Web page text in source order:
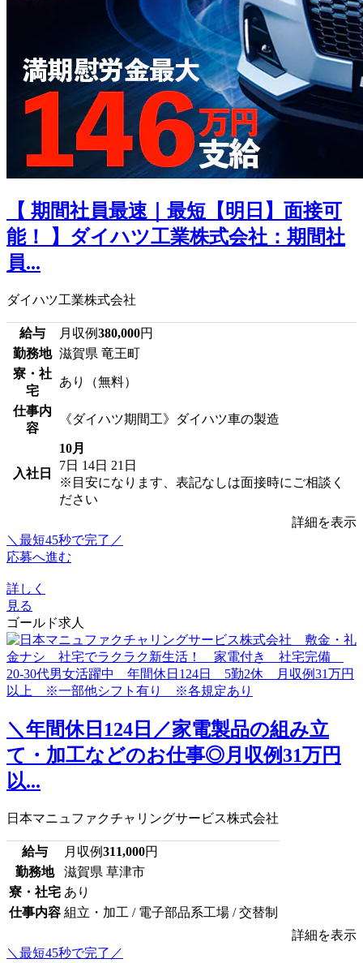
【 期間社員最速｜最短【明日】面接可
能！ 】ダイハツ工業株式会社：期間社
員...
ダイハツ工業株式会社
給与 月収例380,000円
勤務地 滋賀県 竜王町
寮・社
宅
あり（無料）
仕事内
容
《ダイハツ期間工》ダイハツ車の製造
入社日
10月
7日 14日 21日
※目安になります、表記なしは面接時にご相談く
ださい
詳細を表示
＼最短45秒で完了／
応募へ進む
詳しく
見る
ゴールド求人
＼年間休日124日／家電製品の組み立
て・加工などのお仕事◎月収例31万円
以...
日本マニュファクチャリングサービス株式会社
給与 月収例311,000円
勤務地
滋賀県 草津市
寮・社宅 あり
仕事内容 組立・加工 / 電子部品系工場 / 交替制
詳細を表示
＼最短45秒で完了／